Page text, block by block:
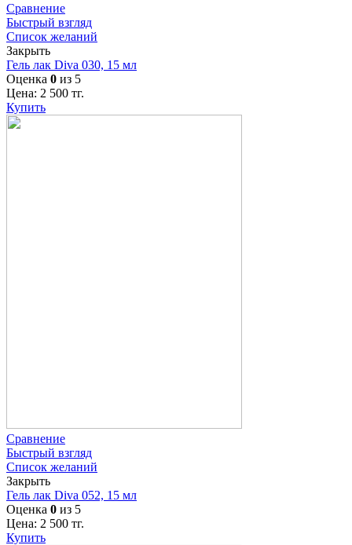
Сравнение
Быстрый взгляд
Список желаний
Закрыть
Гель лак Diva 030, 15 мл
Оценка 0 из 5
Цена: 2 500 тг.
Купить
Сравнение
Быстрый взгляд
Список желаний
Закрыть
Гель лак Diva 052, 15 мл
Оценка 0 из 5
Цена: 2 500 тг.
Купить